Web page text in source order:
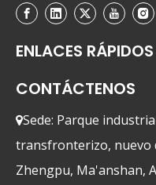
ENLACES RÁPIDOS
CONTÁCTENOS
Sede: Parque
transfronterizo, nuevo
Zhengpu, Ma'anshan,